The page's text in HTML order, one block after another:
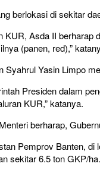
berlokasi di sekitar
KUR, Asda II berharap
(panen, red),”
Syahrul Yasin Limpo
Presiden dalam
KUR,” katanya.
berharap,
Pemprov Banten, di
sekitar 6.5 ton GKP/ha.